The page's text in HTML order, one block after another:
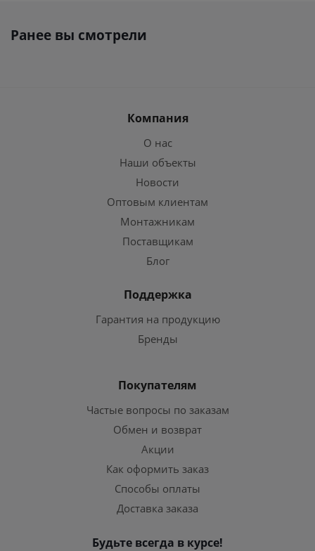
Ранее вы смотрели
Компания
О нас
Наши объекты
Новости
Оптовым клиентам
Монтажникам
Поставщикам
Блог
Поддержка
Гарантия на продукцию
Бренды
Покупателям
Частые вопросы по заказам
Обмен и возврат
Акции
Как оформить заказ
Способы оплаты
Доставка заказа
Будьте всегда в курсе!